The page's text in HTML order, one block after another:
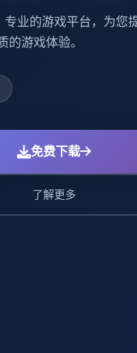
业的游戏平台，为您
的游戏体验。
免费下载
了解更多